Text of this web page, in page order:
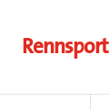
Rennsport